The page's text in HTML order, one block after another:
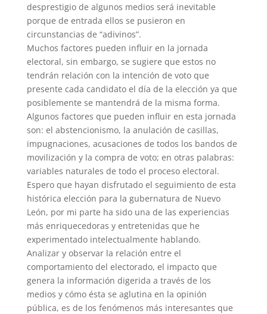
desprestigio de algunos medios será inevitable
porque de entrada ellos se pusieron en
circunstancias de “adivinos”.
Muchos factores pueden influir en la jornada
electoral, sin embargo, se sugiere que estos no
tendrán relación con la intención de voto que
presente cada candidato el día de la elección ya que
posiblemente se mantendrá de la misma forma.
Algunos factores que pueden influir en esta jornada
son: el abstencionismo, la anulación de casillas,
impugnaciones, acusaciones de todos los bandos de
movilización y la compra de voto; en otras palabras:
variables naturales de todo el proceso electoral.
Espero que hayan disfrutado el seguimiento de esta
histórica elección para la gubernatura de Nuevo
León, por mi parte ha sido una de las experiencias
más enriquecedoras y entretenidas que he
experimentado intelectualmente hablando.
Analizar y observar la relación entre el
comportamiento del electorado, el impacto que
genera la información digerida a través de los
medios y cómo ésta se aglutina en la opinión
pública, es de los fenómenos más interesantes que